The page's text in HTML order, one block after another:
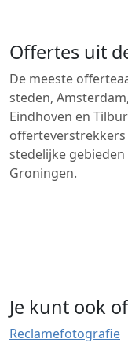
Offertes uit
De meeste
steden,
Eindhoven en
stedelijke
Groningen.
Je kunt ook
Reclamefotografie